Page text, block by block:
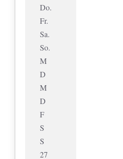
Do.
Fr.
Sa.
So.
M
D
M
D
F
S
S
27